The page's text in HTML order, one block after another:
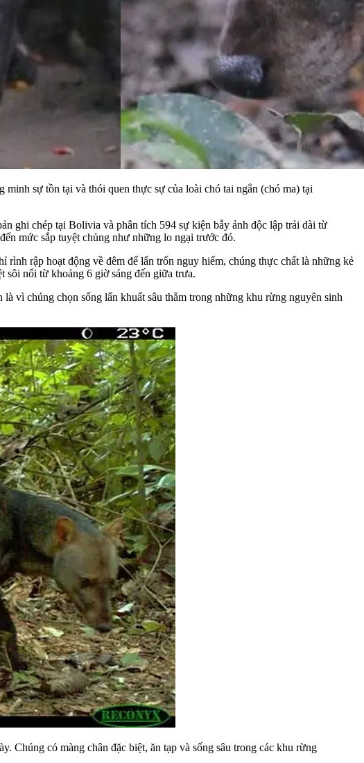
sự tồn tại và thói quen thực sự của loài chó tai ngắn (chó ma) tại
ghi chép tại Bolivia và phân tích 594 sự kiện bẫy ảnh độc lập trải dài từ
mức sắp tuyệt chủng như những lo ngại trước đó.
rập hoạt động về đêm để lẩn trốn nguy hiểm, chúng thực chất là những kẻ
sôi nổi từ khoảng 6 giờ sáng đến giữa trưa.
vì chúng chọn sống lẩn khuất sâu thẳm trong những khu rừng nguyên sinh
Chúng có màng chân đặc biệt, ăn tạp và sống sâu trong các khu rừng